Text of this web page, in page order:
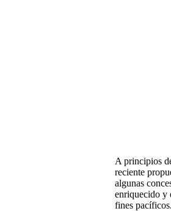
A principios
reciente
algunas
enriquecido y
fines pacíficos.